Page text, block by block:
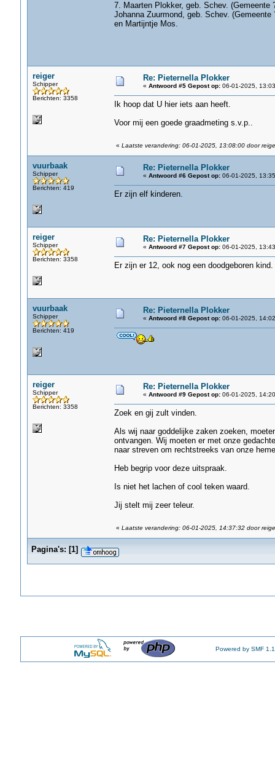
7. Maarten Plokker, geb. Schev. (Gemeente
Johanna Zuurmond, geb. Schev.
en Martijntje Mos.
reiger
Schipper
Berichten: 3358
Re: Pieternella Plokker
« Antwoord #5 Gepost op:06-01-2025,
Ik hoop dat U hier iets aan heeft.
Voor mij een goede graadmeting s.v.p..
« Laatste verandering: 06-01-2025, 13:08:00 door
vuurbaak
Schipper
Berichten: 419
Re: Pieternella Plokker
« Antwoord #6 Gepost op:06-01-2025,
Er zijn elf kinderen.
reiger
Schipper
Berichten: 3358
Re: Pieternella Plokker
« Antwoord #7 Gepost op:06-01-2025,
Er zijn er 12, ook nog een doodgeboren kind.
vuurbaak
Schipper
Berichten: 419
Re: Pieternella Plokker
« Antwoord #8 Gepost op:06-01-2025,
reiger
Schipper
Berichten: 3358
Re: Pieternella Plokker
« Antwoord #9 Gepost op:06-01-2025,
Zoek en gij zult vinden.
Als wij naar goddelijke zaken zoeken,
ontvangen. Wij moeten er met onze
naar streven om rechtstreeks van onze
Heb begrip voor deze uitspraak.
Is niet het lachen of cool teken waard.
Jij stelt mij zeer teleur.
« Laatste verandering: 06-01-2025, 14:37:32 door
Pagina's: [1]
Powered by SMF